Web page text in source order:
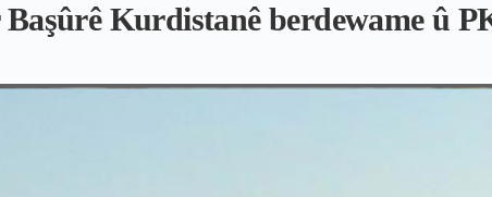
Kurdistanê berdewame û